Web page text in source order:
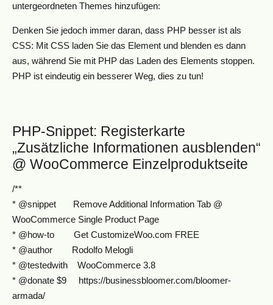
untergeordneten Themes hinzufügen:
Denken Sie jedoch immer daran, dass PHP besser ist als
CSS: Mit CSS laden Sie das Element und blenden es dann
aus, während Sie mit PHP das Laden des Elements stoppen.
PHP ist eindeutig ein besserer Weg, dies zu tun!
PHP-Snippet: Registerkarte
„Zusätzliche Informationen ausblenden“
@ WooCommerce Einzelproduktseite
/**
* @snippet Remove Additional Information Tab @
WooCommerce Single Product Page
* @how-to Get CustomizeWoo.com FREE
* @author Rodolfo Melogli
* @testedwith WooCommerce 3.8
* @donate $9 https://businessbloomer.com/bloomer-
armada/